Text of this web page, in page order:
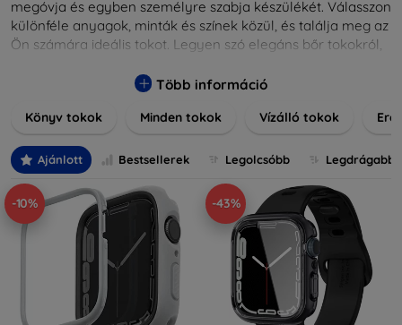
megóvja és egyben személyre szabja készülékét. Válasszon
különféle anyagok, minták és színek közül, és találja meg az
Ön számára ideális tokot. Legyen szó elegáns bőr tokokról,
nálunk mindenki megtalálja a stílusához leginkább illő
különlegesebbé eszközeit a tökéletes tokkal!
Több információ
Könyv tokok Minden tokok Vízálló tokok
Ajánlott Bestsellerek Legolcsóbb Legdrágabb
-10% -43%